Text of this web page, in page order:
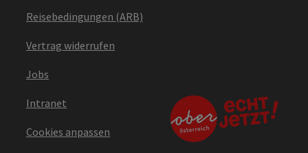
Reisebedingungen (ARB)
Vertrag widerrufen
Jobs
Intranet
Cookies anpassen